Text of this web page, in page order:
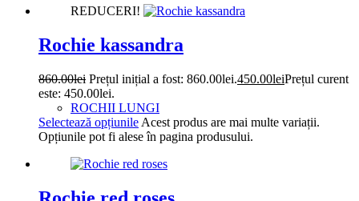
REDUCERI!
Rochie kassandra
860.00lei Prețul inițial a fost: 860.00lei.450.00leiPrețul curent
este: 450.00lei.
ROCHII LUNGI
Selectează opțiunile Acest produs are mai multe variații.
Opțiunile pot fi alese în pagina produsului.